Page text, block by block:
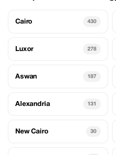
Cairo 430
Luxor 278
Aswan 187
Alexandria 131
New Cairo 30